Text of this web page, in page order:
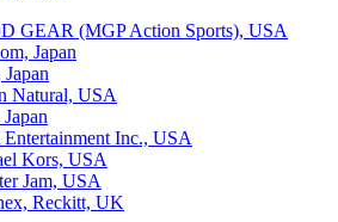
GEAR (MGP Action Sports), USA
Japan
Natural, USA
Inc., USA
Kors, USA
Jam, USA
Reckitt, UK